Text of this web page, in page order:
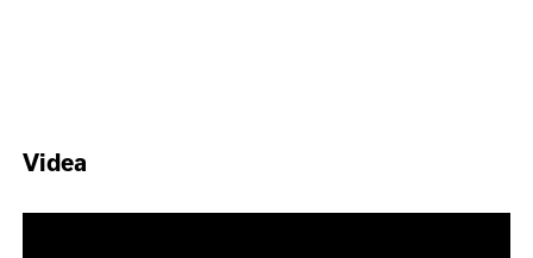
Videa